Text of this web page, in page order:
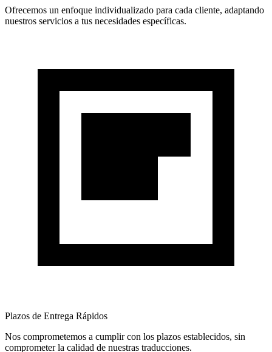
Ofrecemos un enfoque individualizado para cada cliente, adaptando
nuestros servicios a tus necesidades específicas.
Plazos de Entrega Rápidos
Nos comprometemos a cumplir con los plazos establecidos, sin
comprometer la calidad de nuestras traducciones.